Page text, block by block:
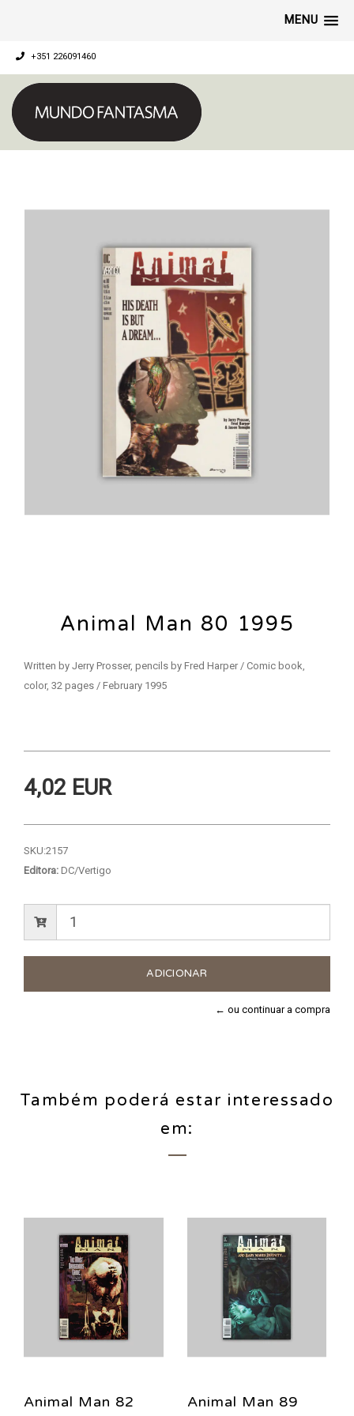
MENU
+351 226091460
Animal Man 80 1995
Written by Jerry Prosser, pencils by Fred Harper / Comic book,
color, 32 pages / February 1995
4,02 EUR
SKU:2157
Editora: DC/Vertigo
← ou continuar a compra
Também poderá estar interessado
em:
Animal Man 82
Animal Man 89